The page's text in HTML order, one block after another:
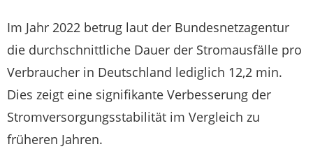
Im Jahr 2022 betrug laut der Bundesnetzagentur
die durchschnittliche Dauer der Stromausfälle pro
Verbraucher in Deutschland lediglich 12,2 min.
Dies zeigt eine signifikante Verbesserung der
Stromversorgungsstabilität im Vergleich zu
früheren Jahren.